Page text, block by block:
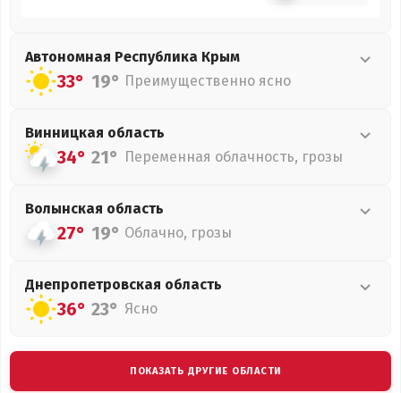
Автономная Республика Крым
33° 19° Преимущественно ясно
Винницкая область
34° 21° Переменная облачность, грозы
Волынская область
27° 19° Облачно, грозы
Днепропетровская область
36° 23° Ясно
ПОКАЗАТЬ ДРУГИЕ ОБЛАСТИ